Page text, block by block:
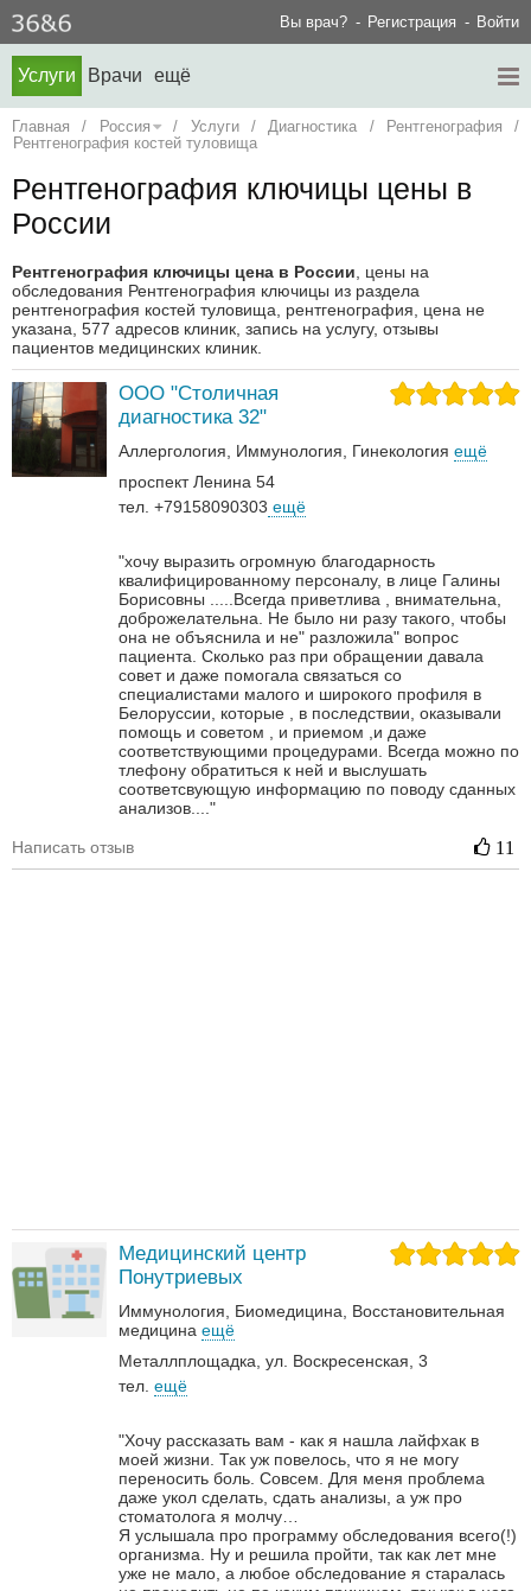
Вы врач? Регистрация Войти
Услуги Врачи ещё
Главная / Россия / Услуги / Диагностика / Рентгенография
/
Рентгенография костей туловища
Рентгенография ключицы цены в
России
Рентгенография ключицы цена в России, цены на
обследования Рентгенография ключицы из раздела
рентгенография костей туловища, рентгенография, цена не
указана, 577 адресов клиник, запись на услугу, отзывы
пациентов медицинских клиник.
ООО "Столичная
диагностика 32"
Аллергология Иммунология Гинекология ещё
проспект Ленина 54
тел. +79158090303 ещё
"хочу выразить огромную благодарность
квалифицированному персоналу, в лице Галины
Борисовны .....Всегда приветлива , внимательна,
доброжелательна. Не было ни разу такого, чтобы
она не объяснила и не" разложила" вопрос
пациента. Сколько раз при обращении давала
совет и даже помогала связаться со
специалистами малого и широкого профиля в
Белоруссии, которые , в последствии, оказывали
помощь и советом , и приемом ,и даже
соответствующими процедурами. Всегда можно по
тлефону обратиться к ней и выслушать
соответсвующую информацию по поводу сданных
анализов...."
Написать отзыв 11
Медицинский центр
Понутриевых
Иммунология Биомедицина Восстановительная
медицина ещё
Металлплощадка, ул. Воскресенская, 3
тел. ещё
"Хочу рассказать вам - как я нашла лайфхак в
моей жизни. Так уж повелось, что я не могу
переносить боль. Совсем. Для меня проблема
даже укол сделать, сдать анализы, а уж про
стоматолога я молчу…
Я услышала про программу обследования всего(!)
организма. Ну и решила пройти, так как лет мне
уже не мало, а любое обследование я старалась